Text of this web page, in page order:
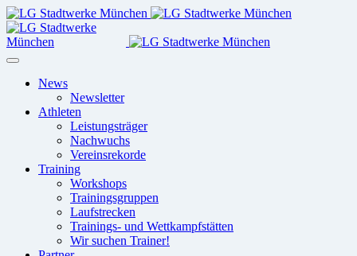
News
Newsletter
Athleten
Leistungsträger
Nachwuchs
Vereinsrekorde
Training
Workshops
Trainingsgruppen
Laufstrecken
Trainings- und Wettkampfstätten
Wir suchen Trainer!